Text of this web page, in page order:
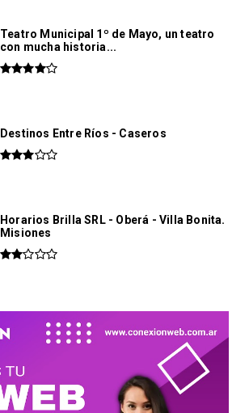
Teatro Municipal 1º de Mayo, un teatro
con mucha historia...
Destinos Entre Ríos - Caseros
Horarios Brilla SRL - Oberá - Villa Bonita.
Misiones